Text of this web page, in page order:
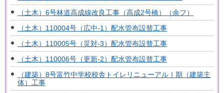
（土木）6号林道高成線改良工事（高成2号橋）（余フ）
（土木）110004号（広中-1）配水管布設替工事
（土木）110005号（災対-3）配水管布設替工事
（土木）110006号（更新-2）配水管布設替工事
（建築）8号富竹中学校校舎トイレリニューアルⅠ期（建築主
体）工事